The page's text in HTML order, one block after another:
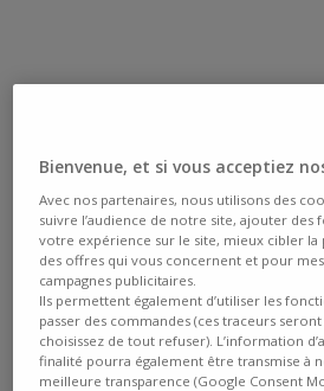
Bienvenue, et si vous acceptiez
Avec nos partenaires, nous utilisons des
suivre l’audience de notre site, ajouter
votre expérience sur le site, mieux cibler
des offres qui vous concernent et pour
campagnes publicitaires.
Ils permettent également d’utiliser les
passer des commandes (ces traceurs
choisissez de tout refuser). L’information
finalité pourra également être transmise à
meilleure transparence (Google Consent